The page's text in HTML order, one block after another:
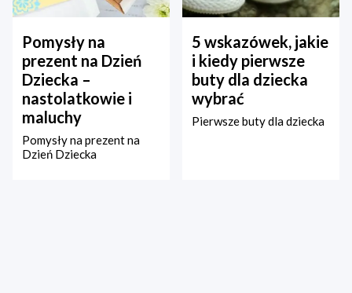
Pomysły na
prezent na Dzień
Dziecka –
nastolatkowie i
maluchy
Pomysły na prezent na
Dzień Dziecka
5 wskazówek, jakie
i kiedy pierwsze
buty dla dziecka
wybrać
Pierwsze buty dla dziecka